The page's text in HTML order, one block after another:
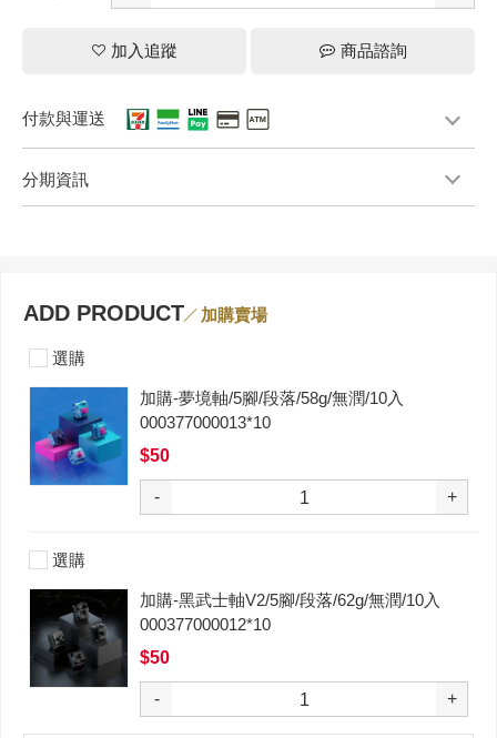
加入追蹤 商品諮詢
付款與運送
分期資訊
ADD PRODUCT 加購賣場
選購
加購-夢境軸/5腳/段落/58g/無潤/10入
000377000013*10
$50
- +
選購
加購-黑武士軸V2/5腳/段落/62g/無潤/10入
000377000012*10
$50
- +